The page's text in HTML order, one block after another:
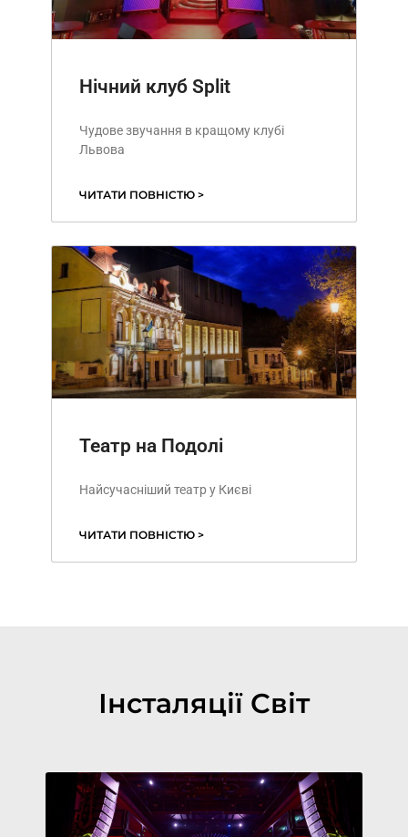
Нічний клуб Split
Чудове звучання в кращому клубі
Львова
ЧИТАТИ ПОВНІСТЮ >
Театр на Подолі
Найсучасніший театр у Києві
ЧИТАТИ ПОВНІСТЮ >
Інсталяції Світ